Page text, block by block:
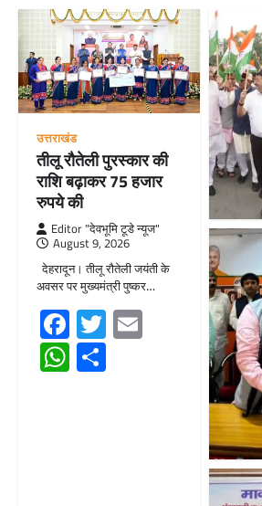
उत्तराखंड
तीलू रौतेली पुरस्कार की
राशि बढ़ाकर 75 हजार
रुपये की
Editor "देवभूमि टूडे न्यूज"
August 9, 2026
देहरादून। तीलू रौतेली जयंती के
अवसर पर मुख्यमंत्री पुष्कर…
Facebook
TwitterEmail
WhatsApp